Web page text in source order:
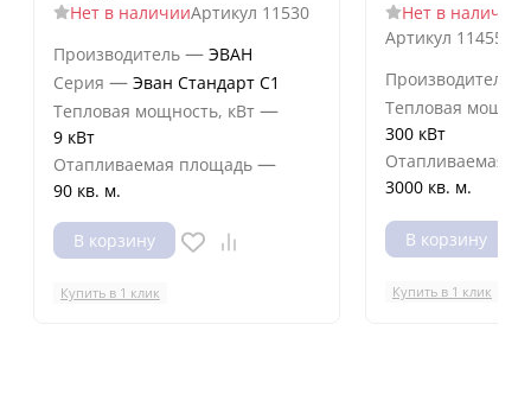
Нет в наличииАртикул 11530
Производитель — ЭВАН
Серия — Эван Стандарт С1
Тепловая мощность, кВт —
9 кВт
Отапливаемая площадь —
90 кв. м.
В корзину
Купить в 1 клик
Нет в наличии
Артикул 11455id
Производитель
Тепловая
300 кВт
Отапливаемая
3000 кв. м.
В корзину
Купить в 1 клик